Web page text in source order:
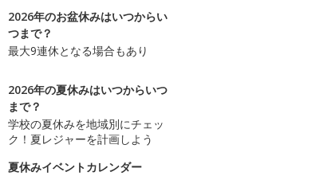
2026年のお盆休みはいつからい
つまで？
最大9連休となる場合もあり
2026年の夏休みはいつからいつ
まで？
学校の夏休みを地域別にチェッ
ク！夏レジャーを計画しよう
夏休みイベントカレンダー